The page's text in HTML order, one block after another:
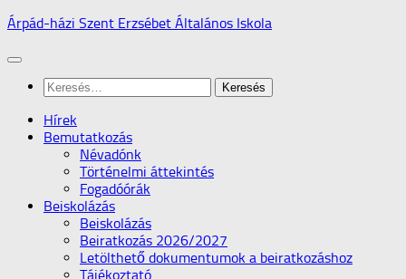
Skip
content
Árpád-házi Szent Erzsébet Általános Iskola
Keresés:
Hírek
Bemutatkozás
Névadónk
Történelmi áttekintés
Fogadóórák
Beiskolázás
Beiskolázás
Beiratkozás 2026/2027
Letölthető dokumentumok a beiratkozáshoz
Tájékoztató